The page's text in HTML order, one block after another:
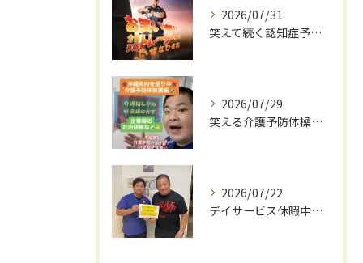
2026/07/31
笑えて続く認知症予防体操
2026/07/29
笑える介護予防体操で笑いと健康効果
2026/07/22
デイサービス休暇中の自費リハビリ活用法